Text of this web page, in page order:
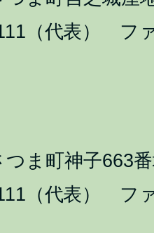
（代表） フ
つま町神子663
（代表） フ